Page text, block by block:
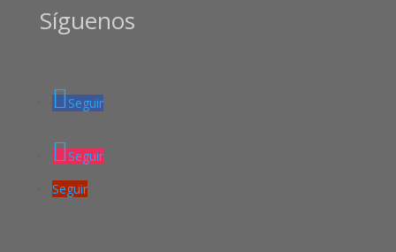
Síguenos
Seguir
Seguir
Seguir